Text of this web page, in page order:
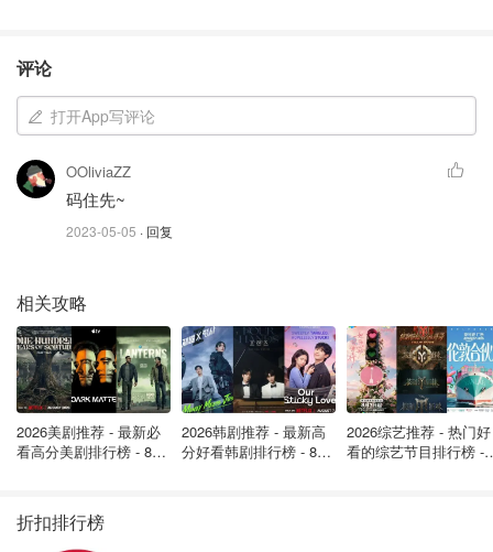
$16.59 购买
美国专科医生开的非处方人工眼液，安全配方无刺激，非常
适合经常使用电脑的人群，或者工作的眼干人群。针对眼
很方便。
评论
打开App写评论
OOliviaZZ
码住先~
2023-05-05 · 回复
相关攻略
2026美剧推荐 - 最新必
看高分美剧排行榜 - 8月
2026韩剧推荐 - 最新高
分好看韩剧排行榜 - 8月
2026综艺推荐 - 热门好
看的综艺节目排行榜 -
折扣排行榜